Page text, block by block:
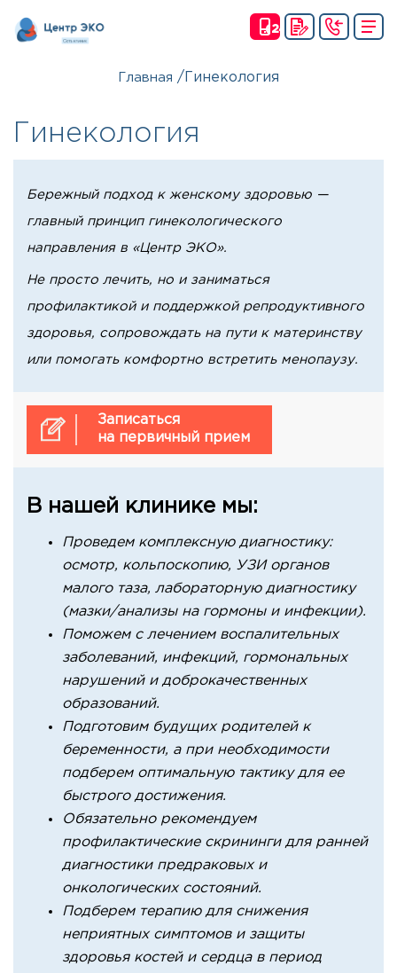
(24
Главная / Гинекология
Гинекология
Бережный подход к женскому здоровью —
главный принцип гинекологического
направления в «Центр ЭКО».
Не просто лечить, но и заниматься
профилактикой и поддержкой репродуктивного
здоровья, сопровождать на пути к материнству
или помогать комфортно встретить менопаузу.
Записаться
на первичный прием
В нашей клинике мы:
Проведем комплексную диагностику:
осмотр, кольпоскопию, УЗИ органов
малого таза, лабораторную диагностику
(мазки/анализы на гормоны и инфекции).
Поможем с лечением воспалительных
заболеваний, инфекций, гормональных
нарушений и доброкачественных
образований.
Подготовим будущих родителей к
беременности, а при необходимости
подберем оптимальную тактику для ее
быстрого достижения.
Обязательно рекомендуем
профилактические скрининги для ранней
диагностики предраковых и
онкологических состояний.
Подберем терапию для снижения
неприятных симптомов и защиты
здоровья костей и сердца в период